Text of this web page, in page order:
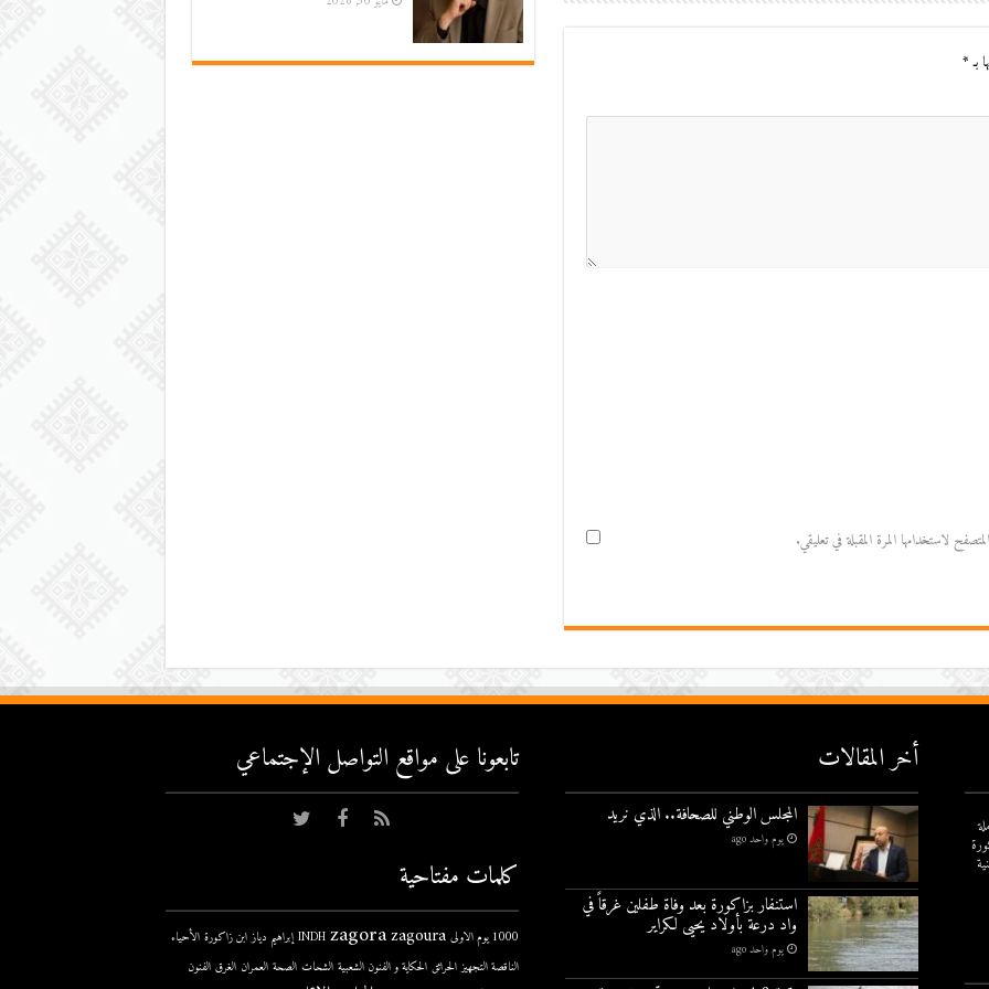
بـ*
لاستخدامها المرة المقبلة في تعليقي.
أخر المقالات
المجلس الوطني للصحافة.. الذي نريد
يوم واحد ago
استنفار بزاكورة بعد وفاة طفلين غرقاً في
واد درعة بأولاد يحيى لكراير
يوم واحد ago
تابعونا على مواقع التواصل اﻹجتماعي
كلمات مفتاحية
1000 يوم الاولى INDH zagorazagoura إبراهيم دياز ابن زاكورة الأحياء
الناقصة التجهيز الحرائق الحكاية و الفنون الشعبية الشحات الصحة العمران الغرق الفنون